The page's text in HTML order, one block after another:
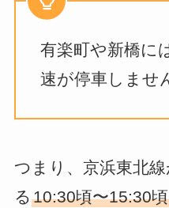
有楽町や新橋に
速が停車しませ
つまり、京浜東北
る 10:30頃〜15:30